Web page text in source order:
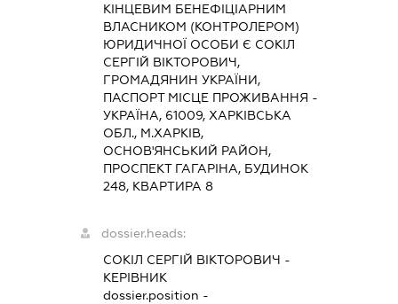
КІНЦЕВИМ БЕНЕФІЦІАРНИМ
ВЛАСНИКОМ (КОНТРОЛЕРОМ)
ЮРИДИЧНОЇ ОСОБИ Є СОКІЛ
СЕРГІЙ ВІКТОРОВИЧ,
ГРОМАДЯНИН УКРАЇНИ,
ПАСПОРТ МІСЦЕ ПРОЖИВАННЯ -
УКРАЇНА, 61009, ХАРКІВСЬКА
ОБЛ., М.ХАРКІВ,
ОСНОВ'ЯНСЬКИЙ РАЙОН,
ПРОСПЕКТ ГАГАРІНА, БУДИНОК
248, КВАРТИРА 8
dossier.heads:
СОКІЛ СЕРГІЙ ВІКТОРОВИЧ -
КЕРІВНИК
dossier.position -